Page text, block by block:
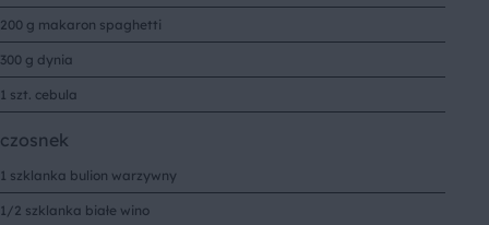
200 g makaron spaghetti
300 g dynia
1 szt. cebula
czosnek
1 szklanka bulion warzywny
1/2 szklanka białe wino